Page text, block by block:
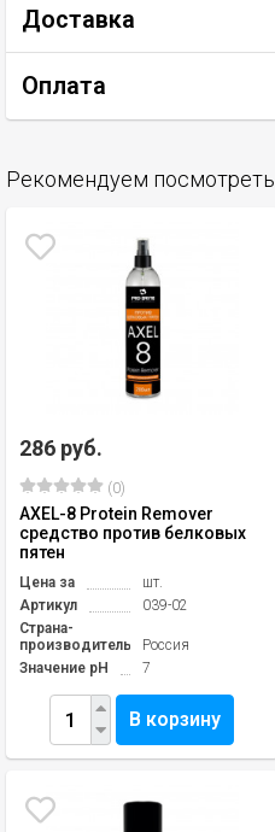
Доставка
Оплата
Рекомендуем посмотреть
286 руб.
(0)
AXEL-8 Protein Remover
средство против белковых
пятен
Цена за
шт.
Артикул
039-02
Страна-
производитель
Россия
Значение pH
7
В корзину